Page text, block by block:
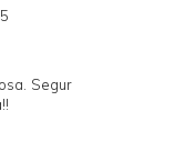
Segur